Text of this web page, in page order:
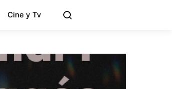
Cine y Tv